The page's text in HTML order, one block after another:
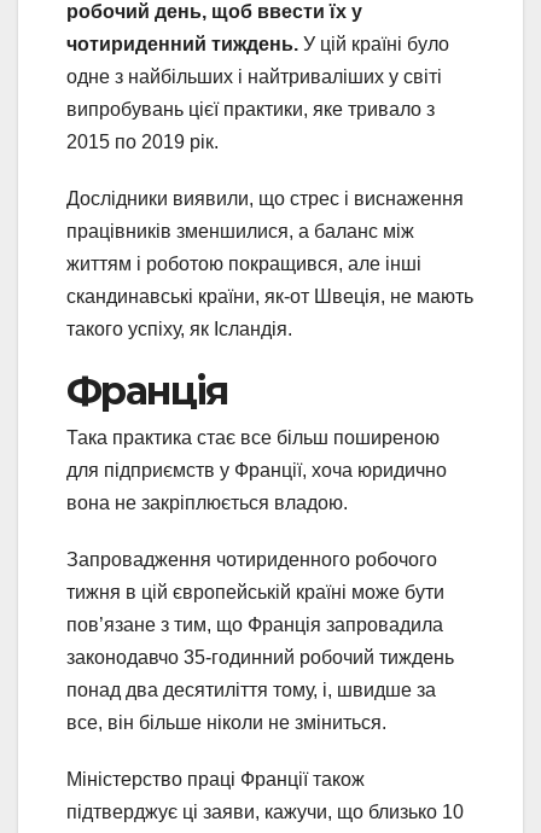
робочий день, щоб ввести їх у
чотириденний тиждень. У цій країні було
одне з найбільших і найтриваліших у світі
випробувань цієї практики, яке тривало з
2015 по 2019 рік.
Дослідники виявили, що стрес і виснаження
працівників зменшилися, а баланс між
життям і роботою покращився, але інші
скандинавські країни, як-от Швеція, не мають
такого успіху, як Ісландія.
Франція
Така практика стає все більш поширеною
для підприємств у Франції, хоча юридично
вона не закріплюється владою.
Запровадження чотириденного робочого
тижня в цій європейській країні може бути
пов’язане з тим, що Франція запровадила
законодавчо 35-годинний робочий тиждень
понад два десятиліття тому, і, швидше за
все, він більше ніколи не зміниться.
Міністерство праці Франції також
підтверджує ці заяви, кажучи, що близько 10